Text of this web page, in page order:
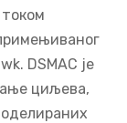
DSMAC је
циљева,